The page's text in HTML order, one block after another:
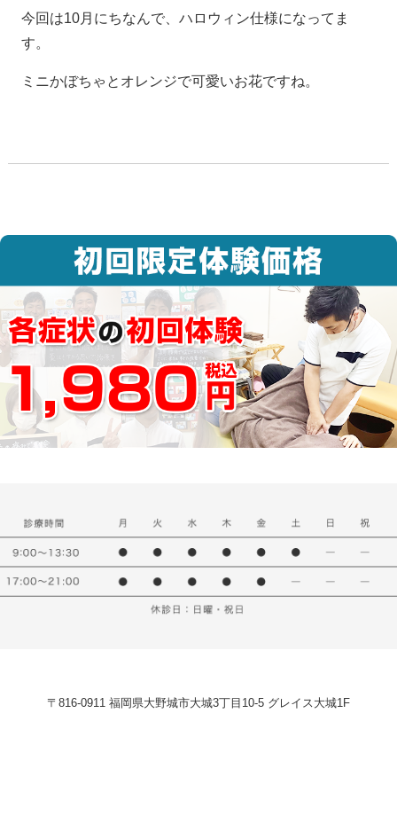
今回は10月にちなんで、ハロウィン仕様になってま
す。
ミニかぼちゃとオレンジで可愛いお花ですね。
〒816-0911 福岡県大野城市大城3丁目10-5 グレイス大城1F